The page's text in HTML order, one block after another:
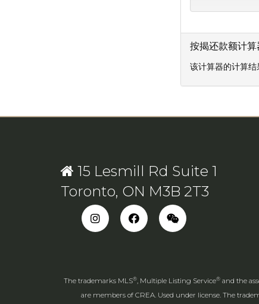
按揭还款额计算
该计算器的计算结
15 Lesmill Rd Suite 1
Toronto, ON M3B 2T3
The trademarks MLS®, Multiple Listing Service® and the
are members of CREA. Used under license. The